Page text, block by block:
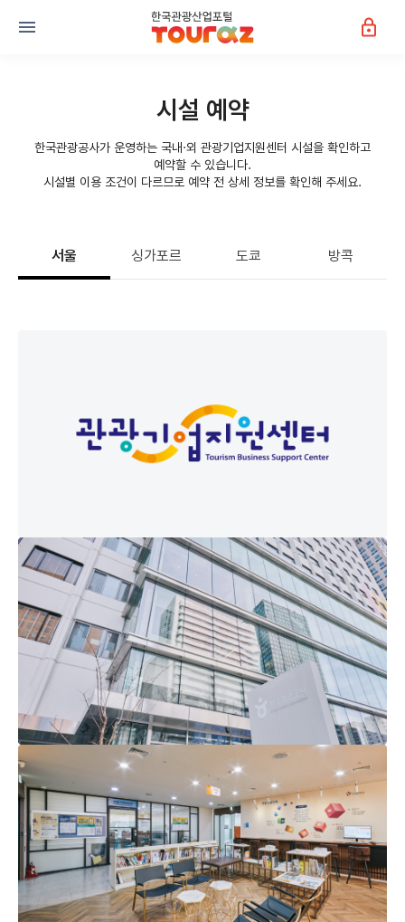
시설 예약
한국관광공사가 운영하는 국내·외 관광기업지원센터 시설을 확인하고
예약할 수 있습니다.
시설별 이용 조건이 다르므로 예약 전 상세 정보를 확인해 주세요.
서울 싱가포르 도쿄 방콕